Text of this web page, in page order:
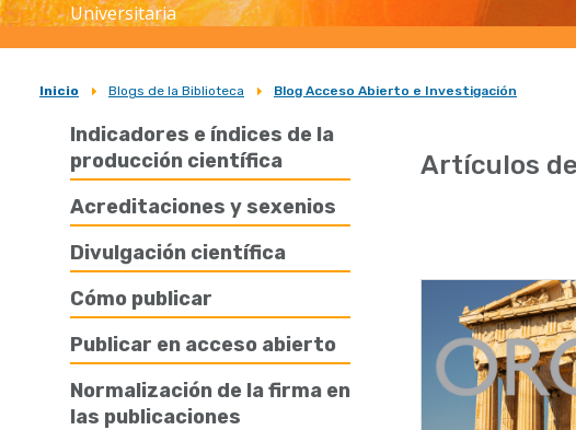
Universitaria
Sobrescribir
enlaces
de
ayuda
navegación
Inicio Blogs de la Biblioteca Blog Acceso Abierto e Investigación
Indicadores e índices de la
producción científica
Acreditaciones y sexenios
Divulgación científica
Cómo publicar
Publicar en acceso abierto
Normalización de la firma en
las publicaciones
Artículos